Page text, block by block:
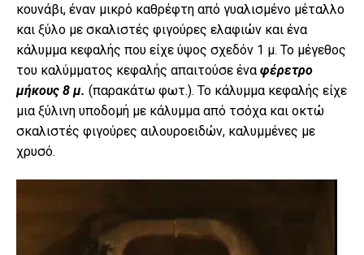
κουνάβι, έναν μικρό καθρέφτη από γυαλισμένο μέταλλο
και ξύλο με σκαλιστές φιγούρες ελαφιών και ένα
κάλυμμα κεφαλής που είχε ύψος σχεδόν 1 μ. Το μέγεθος
του καλύμματος κεφαλής απαιτούσε έναφέρετρο
μήκους 8 μ. (παρακάτω φωτ.). Το κάλυμμα κεφαλής είχε
μια ξύλινη υποδομή με κάλυμμα από τσόχα και οκτώ
σκαλιστές φιγούρες αιλουροειδών, καλυμμένες με
χρυσό.